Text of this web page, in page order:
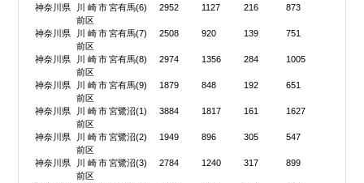
神奈川県
川崎市宮
前区
有馬(6) 2952 1127 216 873
神奈川県
川崎市宮
前区
有馬(7) 2508 920 139 751
神奈川県
川崎市宮
前区
有馬(8) 2974 1356 284 1005
神奈川県
川崎市宮
前区
有馬(9) 1879 848 192 651
神奈川県
川崎市宮
前区
鷺沼(1) 3884 1817 161 1627
神奈川県
川崎市宮
前区
鷺沼(2) 1949 896 305 547
神奈川県
川崎市宮
前区
鷺沼(3) 2784 1240 317 899